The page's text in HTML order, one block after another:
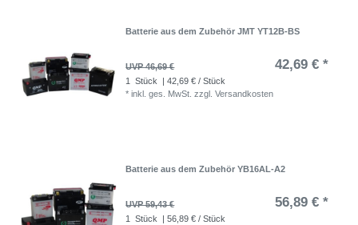
Batterie aus dem Zubehör JMT YT12B-BS
UVP 46,69 € 42,69 € *
1 Stück
| 42,69 € / Stück
*inkl. ges. MwSt. zzgl.Versandkosten
Batterie aus dem Zubehör YB16AL-A2
UVP 59,43 € 56,89 € *
1 Stück
| 56,89 € / Stück